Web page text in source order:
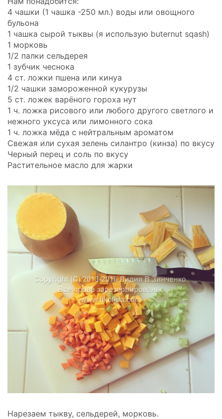
4 чашки (1 чашка -250 мл.) воды или овощного
бульона
1 чашка сырой тыквы (я использую buternut sqash)
1 морковь
1/2 палки сельдерея
1 зубчик чеснока
4 ст. ложки пшена или кинуа
1/2 чашки замороженной кукурузы
5 ст. ложек варёного гороха нут
1 ч. ложка рисового или любого другого светлого и
нежного уксуса или лимонного сока
1 ч. ложка мёда с нейтральным ароматом
Свежая или сухая зелень силантро (кинза) по вкусу
Черный перец и соль по вкусу
Растительное масло для жарки
Нарезаем тыкву, сельдерей, морковь.